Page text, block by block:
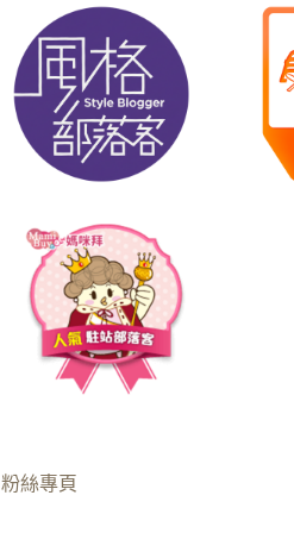
絲專頁